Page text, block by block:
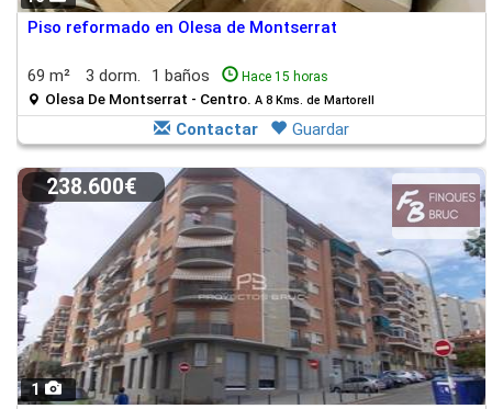
Piso reformado en Olesa de Montserrat
69 m² 3 dorm. 1 baños Hace 15 horas
Olesa De Montserrat - Centro. A 8 Kms. de Martorell
Contactar Guardar
1
238.600€